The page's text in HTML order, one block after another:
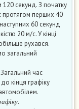
секунд. З початку
протягом перших 40
60 секунд
20 м/с. У кінці
рухався.
загальний
час
кінця графіку
графіку
.